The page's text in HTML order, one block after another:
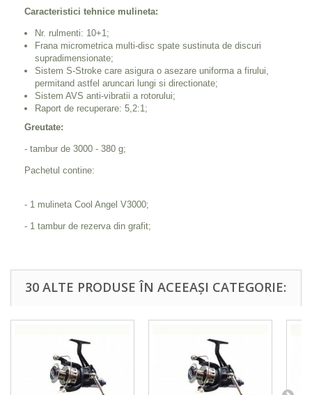
Caracteristici tehnice mulineta:
Nr. rulmenti: 10+1;
Frana micrometrica multi-disc spate sustinuta de discuri
supradimensionate;
Sistem S-Stroke care asigura o asezare uniforma a firului,
permitand astfel aruncari lungi si directionate;
Sistem AVS anti-vibratii a rotorului;
Raport de recuperare: 5,2:1;
Greutate:
- tambur de 3000 - 380 g;
Pachetul contine:
- 1 mulineta Cool Angel V3000;
- 1 tambur de rezerva din grafit;
30 ALTE PRODUSE ÎN ACEEAȘI CATEGORIE: